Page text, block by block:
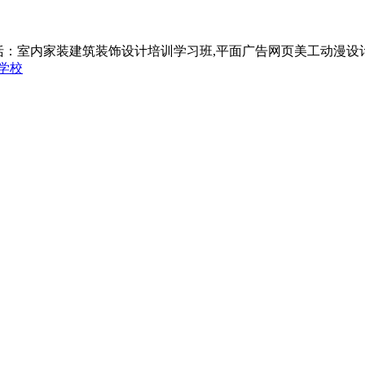
室内家装建筑装饰设计培训学习班,平面广告网页美工动漫
校